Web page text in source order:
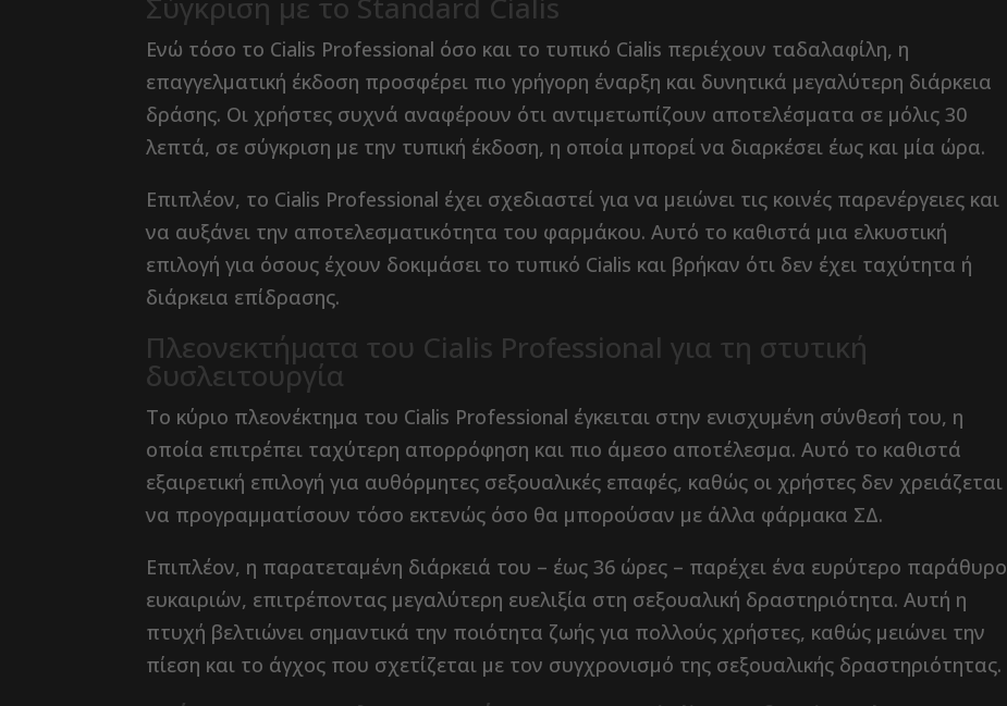
Ενώ τόσο το Cialis Professional όσο και το τυπικό Cialis περιέχουν ταδαλαφίλη, η
επαγγελματική έκδοση προσφέρει πιο γρήγορη έναρξη και δυνητικά μεγαλύτερη διάρκεια
δράσης. Οι χρήστες συχνά αναφέρουν ότι αντιμετωπίζουν αποτελέσματα σε μόλις 30
λεπτά, σε σύγκριση με την τυπική έκδοση, η οποία μπορεί να διαρκέσει έως και μία ώρα.
Επιπλέον, το Cialis Professional έχει σχεδιαστεί για να μειώνει τις κοινές παρενέργειες και
να αυξάνει την αποτελεσματικότητα του φαρμάκου. Αυτό το καθιστά μια ελκυστική
επιλογή για όσους έχουν δοκιμάσει το τυπικό Cialis και βρήκαν ότι δεν έχει ταχύτητα ή
διάρκεια επίδρασης.
Πλεονεκτήματα του Cialis Professional για τη στυτική
δυσλειτουργία
Το κύριο πλεονέκτημα του Cialis Professional έγκειται στην ενισχυμένη σύνθεσή του, η
οποία επιτρέπει ταχύτερη απορρόφηση και πιο άμεσο αποτέλεσμα. Αυτό το καθιστά
εξαιρετική επιλογή για αυθόρμητες σεξουαλικές επαφές, καθώς οι χρήστες δεν χρειάζεται
να προγραμματίσουν τόσο εκτενώς όσο θα μπορούσαν με άλλα φάρμακα ΣΔ.
Επιπλέον, η παρατεταμένη διάρκειά του – έως 36 ώρες – παρέχει ένα ευρύτερο παράθυρο
ευκαιριών, επιτρέποντας μεγαλύτερη ευελιξία στη σεξουαλική δραστηριότητα. Αυτή η
πτυχή βελτιώνει σημαντικά την ποιότητα ζωής για πολλούς χρήστες, καθώς μειώνει την
πίεση και το άγχος που σχετίζεται με τον συγχρονισμό της σεξουαλικής δραστηριότητας.